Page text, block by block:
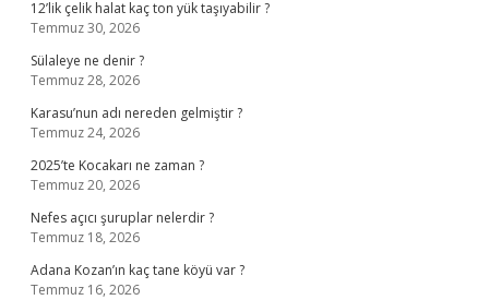
12’lik çelik halat kaç ton yük taşıyabilir ?
Temmuz 30, 2026
Sülaleye ne denir ?
Temmuz 28, 2026
Karasu’nun adı nereden gelmiştir ?
Temmuz 24, 2026
2025’te Kocakarı ne zaman ?
Temmuz 20, 2026
Nefes açıcı şuruplar nelerdir ?
Temmuz 18, 2026
Adana Kozan’ın kaç tane köyü var ?
Temmuz 16, 2026